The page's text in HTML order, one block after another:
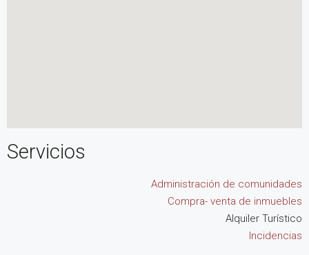
Servicios
Administración de comunidades
Compra- venta de inmuebles
Alquiler Turístico
Incidencias